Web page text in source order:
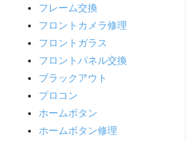
フレーム交換
フロントカメラ修理
フロントガラス
フロントパネル交換
ブラックアウト
プロコン
ホームボタン
ホームボタン修理